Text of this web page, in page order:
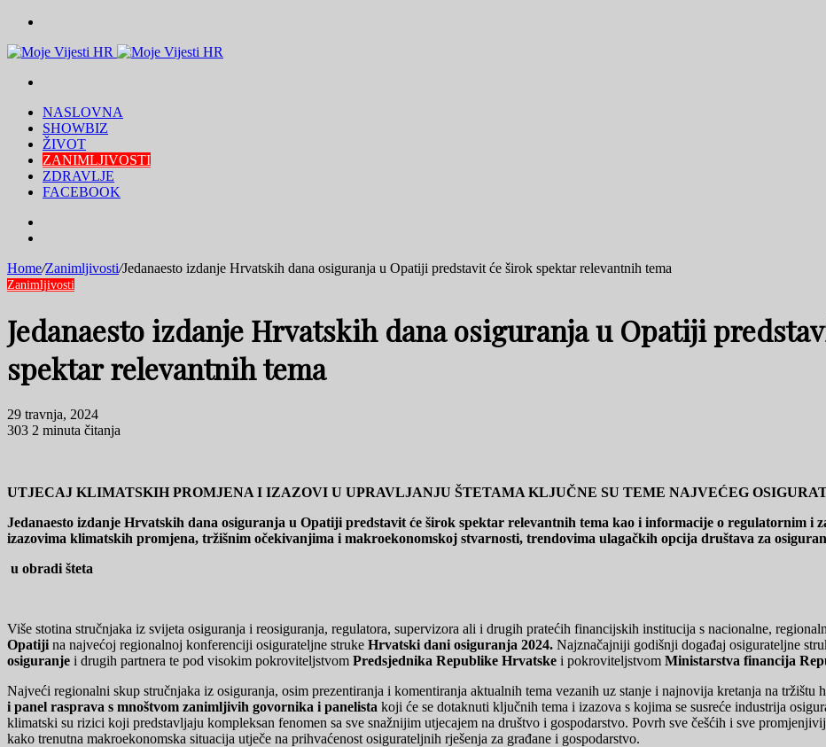
NASLOVNA
SHOWBIZ
ŽIVOT
ZANIMLJIVOSTI
ZDRAVLJE
FACEBOOK
Home/Zanimljivosti/Jedanaesto izdanje Hrvatskih dana osiguranja u Opatiji predstavit će širok spektar relevantnih tema
Zanimljivosti
Jedanaesto izdanje Hrvatskih dana osiguranja u Opatiji
spektar relevantnih tema
29 travnja, 2024
303 2 minuta čitanja
UTJECAJ KLIMATSKIH PROMJENA I IZAZOVI U UPRAVLJANJU ŠTETAMA KLJUČNE SU TEME NAJVEĆEG
Jedanaesto izdanje Hrvatskih dana osiguranja u Opatiji predstavit će širok spektar relevantnih tema kao i informacije o regulatornim i
izazovima klimatskih promjena, tržišnim očekivanjima i makroekonomskoj stvarnosti, trendovima ulagačkih opcija društava za
u obradi šteta
Više stotina stručnjaka iz svijeta osiguranja i reosiguranja, regulatora, supervizora ali i drugih pratećih financijskih institucija s nacionalne,
Opatiji na najvećoj regionalnoj konferenciji osigurateljne struke Hrvatski dani osiguranja 2024. Najznačajniji godišnji događaj osigurateljne
osiguranje i drugih partnera te pod visokim pokroviteljstvom Predsjednika Republike Hrvatske i pokroviteljstvom Ministarstva financija
Najveći regionalni skup stručnjaka iz osiguranja, osim prezentiranja i komentiranja aktualnih tema vezanih uz stanje i najnovija kretanja na tržištu
i panel rasprava s mnoštvom zanimljivih govornika i panelista koji će se dotaknuti ključnih tema i izazova s kojima se susreće industrija
klimatski su rizici koji predstavljaju kompleksan fenomen sa sve snažnijim utjecajem na društvo i gospodarstvo. Povrh sve češćih i sve
kako trenutna makroekonomska situacija utječe na prihvaćenost osigurateljnih rješenja za građane i gospodarstvo.